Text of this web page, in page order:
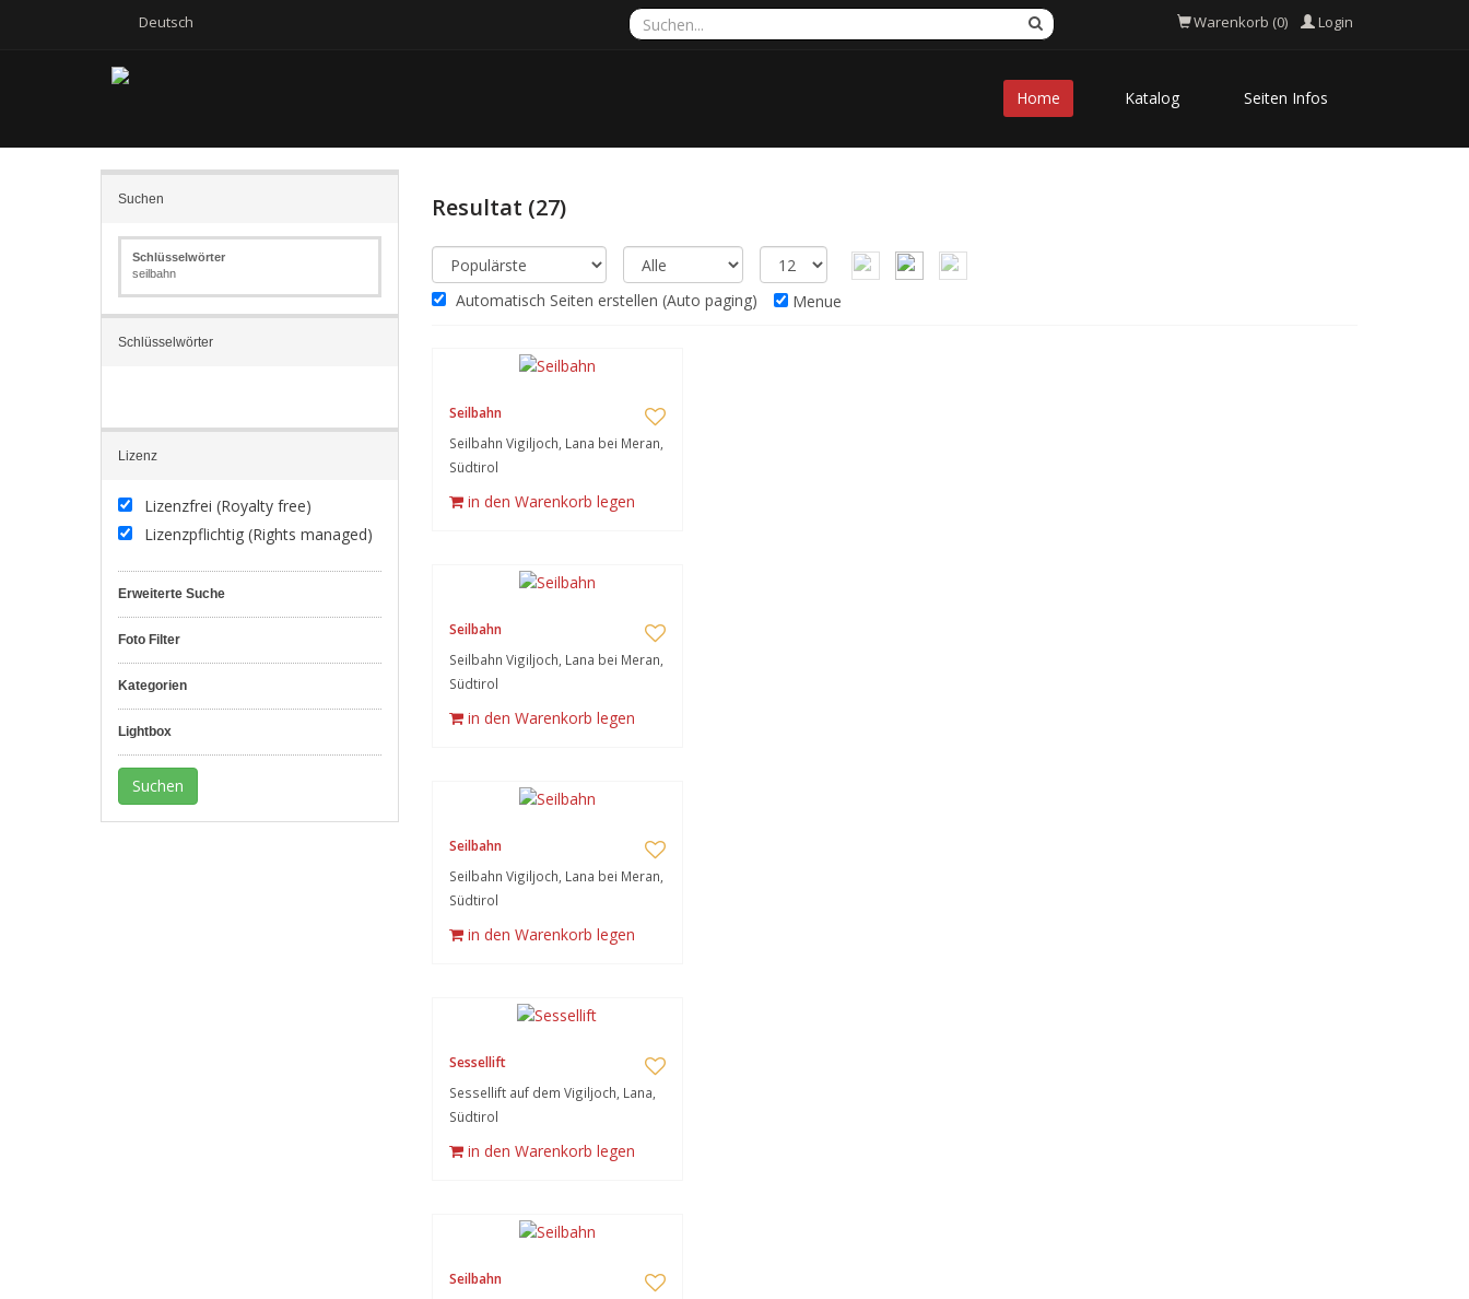
Deutsch Warenkorb (0) Login
Home Katalog Seiten Infos
Suchen
Schlüsselwörter
seilbahn
Schlüsselwörter
Lizenz
Lizenzfrei (Royalty free)
Lizenzpflichtig (Rights managed)
Erweiterte Suche
Foto Filter
Kategorien
Lightbox
Resultat (27)
Automatisch Seiten erstellen (Auto paging) Menue
Seilbahn
Seilbahn Vigiljoch, Lana bei Meran,
Südtirol
in den Warenkorb legen
Seilbahn
Seilbahn Vigiljoch, Lana bei Meran,
Südtirol
in den Warenkorb legen
Seilbahn
Seilbahn Vigiljoch, Lana bei Meran,
Südtirol
in den Warenkorb legen
Sessellift
Sessellift auf dem Vigiljoch, Lana,
Südtirol
in den Warenkorb legen
Seilbahn